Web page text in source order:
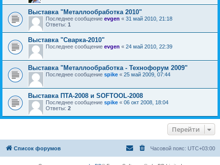
Выставка "Металлообработка 2010"
Последнее сообщение evgen « 31 май 2010, 21:18
Ответы: 1
Выставка "Сварка-2010"
Последнее сообщение evgen « 24 май 2010, 22:39
Выставка "Металлообработка - Технофорум 2009"
Последнее сообщение spike « 25 май 2009, 07:44
Выставка ПТА-2008 и SOFTOOL-2008
Последнее сообщение spike « 06 окт 2008, 18:04
Ответы: 2
Перейти
Список форумов Часовой пояс: UTC+03:00